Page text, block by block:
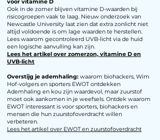
voor vitamine D
Ook in de zomer blijven vitamine D-waarden bij
risicogroepen vaak te laag. Nieuw onderzoek van
Newcastle University laat zien dat extra zonlicht niet
altijd voldoende is om lage waarden te herstellen.
Lees waarom gecontroleerd UVB-licht via de huid
een logische aanvulling kan zijn.
Lees het artikel over zomerzon, vitamine D en
UVB-licht
Overstijg je ademhaling: waarom biohackers, Wim
Hof-volgers en sporters EWOT ontdekken
Ademhaling en kou zijn waardevol, maar zuurstof
moet ook aankomen in je weefsels. Ontdek waarom
EWOT interessant is voor sporters, biohackers en
mensen die hun zuurstofoverdracht willen
verbeteren.​
Lees het artikel over EWOT en zuurstofoverdracht